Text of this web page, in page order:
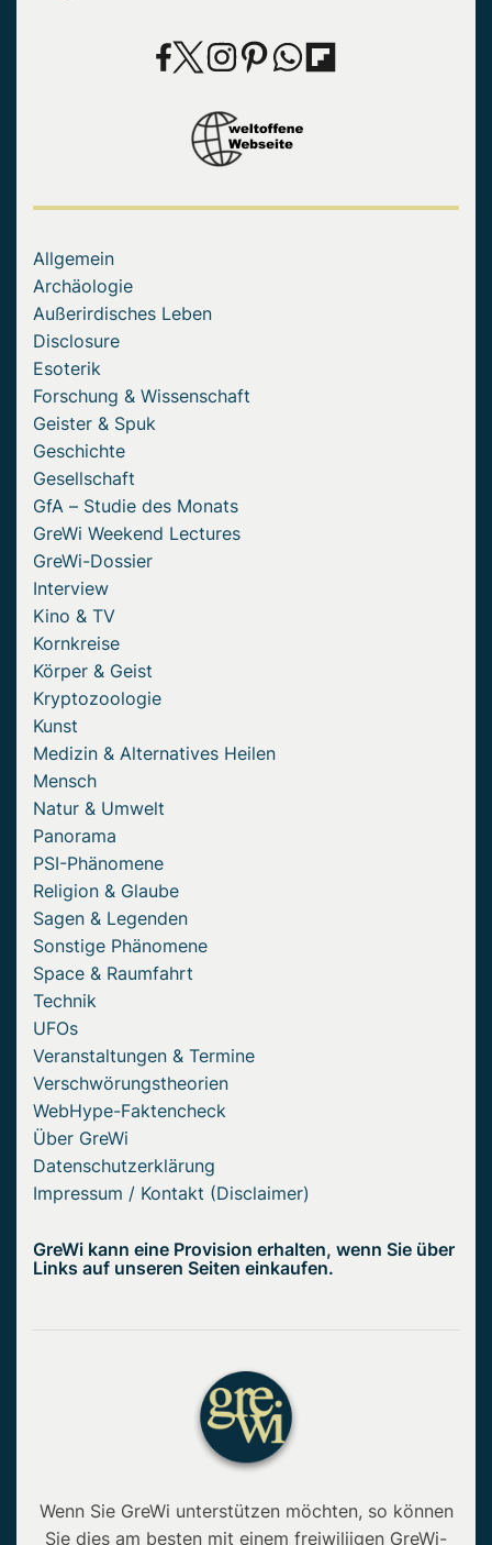
Allgemein
Archäologie
Außerirdisches Leben
Disclosure
Esoterik
Forschung & Wissenschaft
Geister & Spuk
Geschichte
Gesellschaft
GfA – Studie des Monats
GreWi Weekend Lectures
GreWi-Dossier
Interview
Kino & TV
Kornkreise
Körper & Geist
Kryptozoologie
Kunst
Medizin & Alternatives Heilen
Mensch
Natur & Umwelt
Panorama
PSI-Phänomene
Religion & Glaube
Sagen & Legenden
Sonstige Phänomene
Space & Raumfahrt
Technik
UFOs
Veranstaltungen & Termine
Verschwörungstheorien
WebHype-Faktencheck
Über GreWi
Datenschutzerklärung
Impressum / Kontakt (Disclaimer)
GreWi kann eine Provision erhalten, wenn Sie über
Links auf unseren Seiten einkaufen.
Wenn Sie GreWi unterstützen möchten, so können
Sie dies am besten mit einem freiwiliigen GreWi-